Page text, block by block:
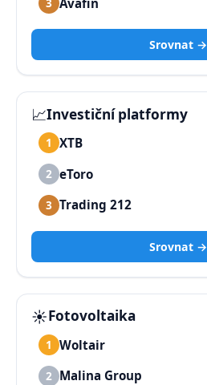
Srovnat →
📈Investiční platformy
1 XTB
2 eToro
3 Trading 212
Srovnat →
☀️Fotovoltaika
1 Woltair
2 Malina Group